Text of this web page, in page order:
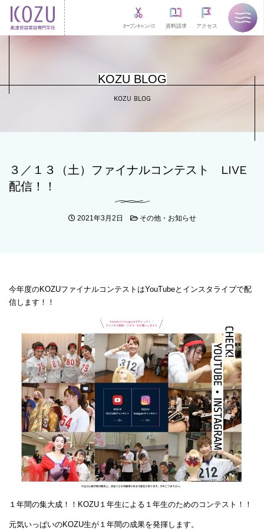
オープンキャンパス 資料請求 アクセス
KOZU BLOG
KOZU BLOG
３／１３（土）ファイナルコンテスト LIVE
配信！！
2021年3月2日 その他・お知らせ
今年度のKOZUファイナルコンテストはYouTubeとインスタライブで配
信します！！
１年間の集大成！！KOZU１年生による１年生のためのコンテスト！！
元気いっぱいのKOZU生が１年間の成果を発揮します。